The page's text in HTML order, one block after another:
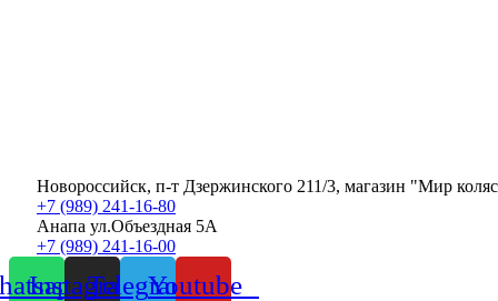
Новороссийск, п-т Дзержинского 211/3, магазин "Мир
+7 (989) 241-16-80
Анапа ул.Объездная 5А
+7 (989) 241-16-00
InstagramTelegramYoutube